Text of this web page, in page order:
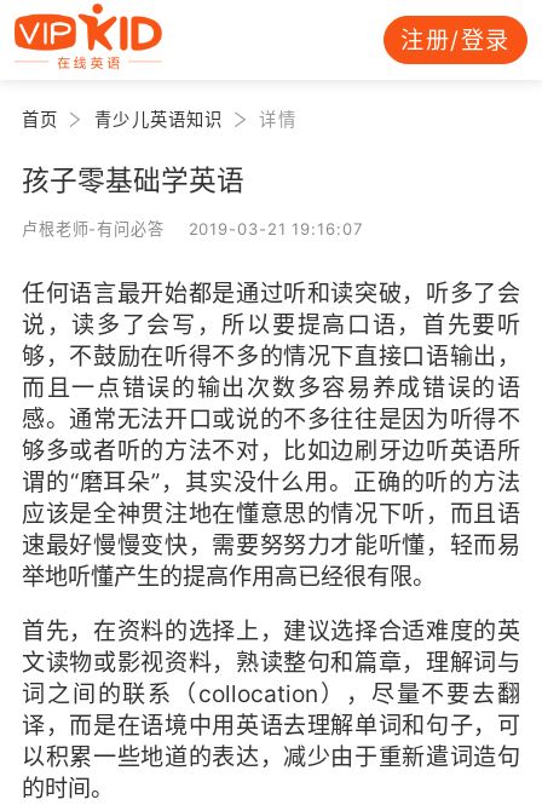
注册/登录
首页 青少儿英语知识 详情
孩子零基础学英语
卢根老师-有问必答 2019-03-21 19:16:07
任何语言最开始都是通过听和读突破，听多了会
说，读多了会写，所以要提高口语，首先要听
够，不鼓励在听得不多的情况下直接口语输出，
而且一点错误的输出次数多容易养成错误的语
感。通常无法开口或说的不多往往是因为听得不
够多或者听的方法不对，比如边刷牙边听英语所
谓的“磨耳朵”，其实没什么用。正确的听的方法
应该是全神贯注地在懂意思的情况下听，而且语
速最好慢慢变快，需要努努力才能听懂，轻而易
举地听懂产生的提高作用高已经很有限。
首先，在资料的选择上，建议选择合适难度的英
文读物或影视资料，熟读整句和篇章，理解词与
词之间的联系（collocation），尽量不要去翻
译，而是在语境中用英语去理解单词和句子，可
以积累一些地道的表达，减少由于重新遣词造句
的时间。